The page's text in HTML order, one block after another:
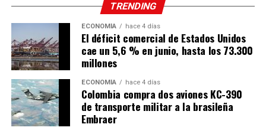
TRENDING
ECONOMÍA hace 4 días
El déficit comercial de Estados Unidos
cae un 5,6 % en junio, hasta los 73.300
millones
ECONOMÍA hace 4 días
Colombia compra dos aviones KC-390
de transporte militar a la brasileña
Embraer